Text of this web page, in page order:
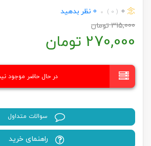
0
( 0 )
0 نظر بدهید
315,000تومان
270,000 تومان
در حال حاضر موجود
سوالات متداول
راهنمای خرید